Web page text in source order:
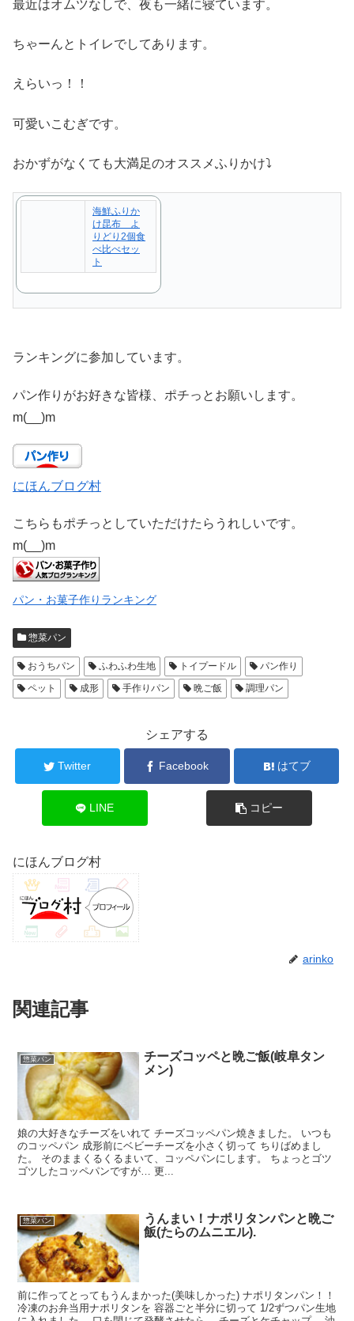
最近はオムツなしで、夜も一緒に寝ています。
ちゃーんとトイレでしてあります。
えらいっ！！
可愛いこむぎです。
おかずがなくても大満足のオススメふりかけ⤵︎
海鮮ふりか
け昆布 よ
りどり2個食
べ比べセッ
ト
ランキングに参加しています。
パン作りがお好きな皆様、ポチっとお願いします。
m(__)m
にほんブログ村
こちらもポチっとしていただけたらうれしいです。
m(__)m
パン・お菓子作りランキング
惣菜パン
おうちパン ふわふわ生地 トイプードル
パン作り
ペット
成形 手作りパン 晩ご飯 調理パン
シェアする
Twitter Facebook はてブ
LINE コピー
にほんブログ村
arinko
関連記事
惣菜パン
チーズコッペと晩ご飯(岐阜タン
メン)
娘の大好きなチーズをいれて チーズコッペパン焼きました。 いつも
のコッペパン 成形前にベビーチーズを小さく切って ちりばめまし
た。 そのままくるくるまいて、コッペパンにします。 ちょっとゴツ
ゴツしたコッペパンですが… 更...
惣菜パン
うんまい！ナポリタンパンと晩ご
飯(たらのムニエル).
前に作ってとってもうんまかった(美味しかった) ナポリタンパン！！
冷凍のお弁当用ナポリタンを 容器ごと半分に切って 1/2ずつパン生地